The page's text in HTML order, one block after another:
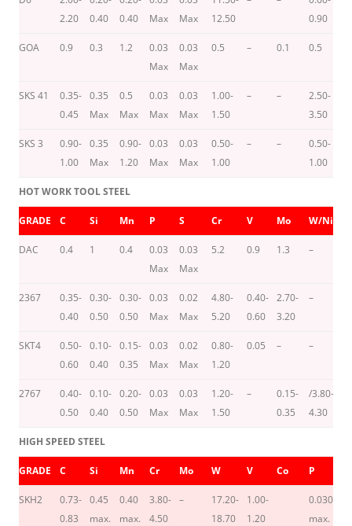
2.20
0.40
0.40
Max
Max
12.50
0.90
GOA 0.9 0.3 1.2
0.03
Max
0.03
Max
0.5 – 0.1 0.5
SKS 41
0.35-
0.45
0.35
Max
0.5
Max
0.03
Max
0.03
Max
1.00-
1.50
– –
2.50-
3.50
SKS 3
0.90-
1.00
0.35
Max
0.90-
1.20
0.03
Max
0.03
Max
0.50-
1.00
– –
0.50-
1.00
HOT WORK TOOL STEEL
GRADE C Si Mn P S Cr V Mo W/Ni
DAC 0.4 1 0.4
0.03
Max
0.03
Max
5.2 0.9 1.3 –
2367
0.35-
0.40
0.30-
0.50
0.30-
0.50
0.03
Max
0.02
Max
4.80-
5.20
0.40-
0.60
2.70-
3.20
–
SKT4
0.50-
0.60
0.10-
0.40
0.15-
0.35
0.03
Max
0.02
Max
0.80-
1.20
0.05 – –
2767
0.40-
0.50
0.10-
0.40
0.20-
0.50
0.03
Max
0.03
Max
1.20-
1.50
–
0.15-
0.35
/3.80-
4.30
HIGH SPEED STEEL
GRADE C Si Mn Cr Mo W V Co P
SKH2
0.73-
0.83
0.45
max.
0.40
max.
3.80-
4.50
–
17.20-
18.70
1.00-
1.20
0.030
max.